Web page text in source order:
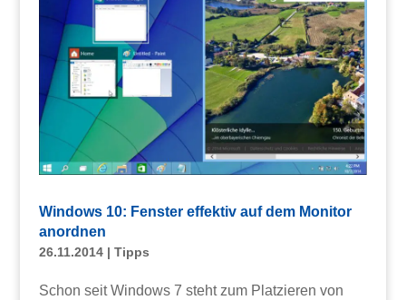
Windows 10: Fenster effektiv auf dem Monitor
anordnen
26.11.2014| Tipps
Schon seit Windows 7 steht zum Platzieren von